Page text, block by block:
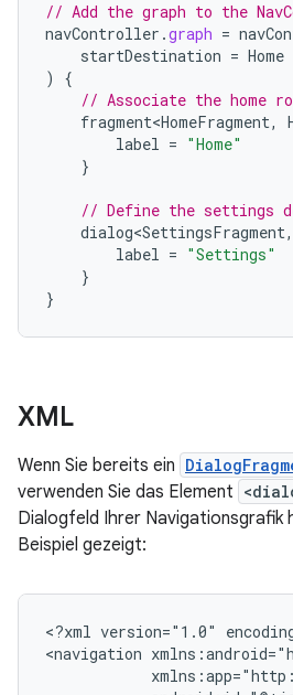
// Add the graph to the
navController .graph =
startDestination = Home
)
{
// Associate the home
fragment<HomeFragment,
label = "Home"
}
// Define the settings
dialog<SettingsFragment,
label = "Settings"
}
}
XML
Wenn Sie bereits ein
verwenden Sie das Element
Dialogfeld Ihrer Navigationsgrafik
Beispiel gezeigt:
<?xml version="1.0"
<navigation